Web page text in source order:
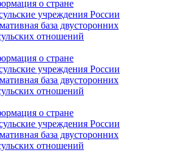
о стране
учреждения России
база двусторонних
отношений
о стране
учреждения России
база двусторонних
отношений
о стране
учреждения России
база двусторонних
отношений